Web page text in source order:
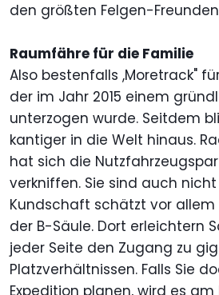
den größten Felgen-
Raumfähre für die Familie
Also bestenfalls ,Moretrack"
der im Jahr 2015 einem
unterzogen wurde. Seitdem
kantiger in die Welt hinaus.
hat sich die
verkniffen. Sie sind auch
Kundschaft schätzt vor allem
der B-Säule. Dort erleichtern
jeder Seite den Zugang zu
Platzverhältnissen. Falls Sie